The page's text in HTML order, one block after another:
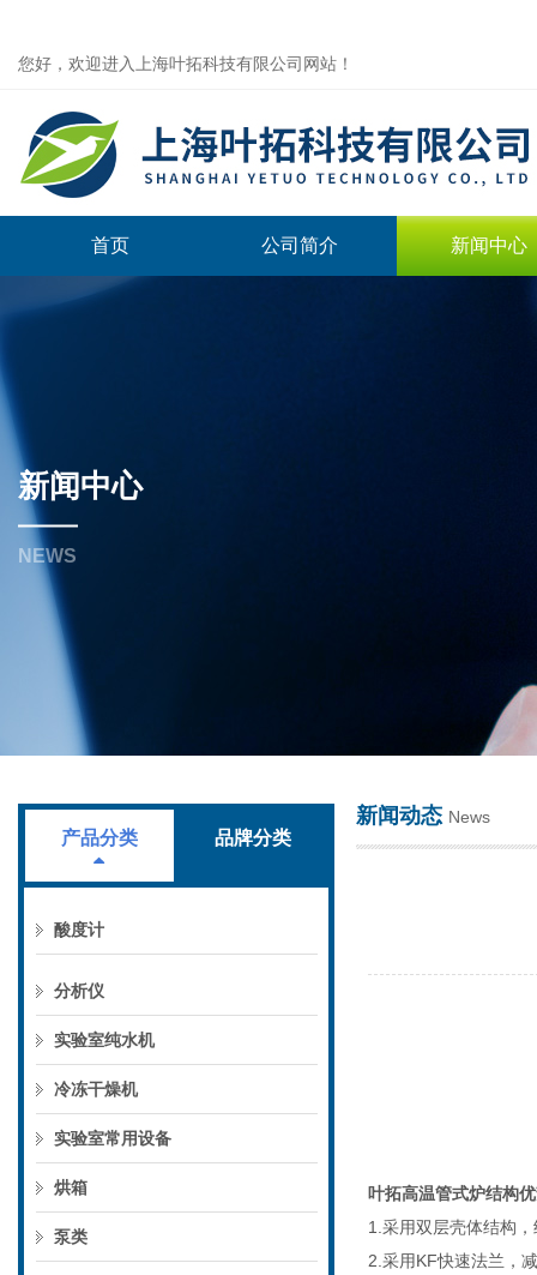
您好，欢迎进入上海叶拓科技有限公司网站！
上海叶拓科技有限公司
首页 公司简介 新闻中心
新闻中心
NEWS
产品分类 品牌分类
酸度计
分析仪
实验室纯水机
冷冻干燥机
实验室常用设备
烘箱
泵类
新闻动态 News
叶拓高温管式炉结构
1.采用双层壳体结构
2.采用KF快速法兰，